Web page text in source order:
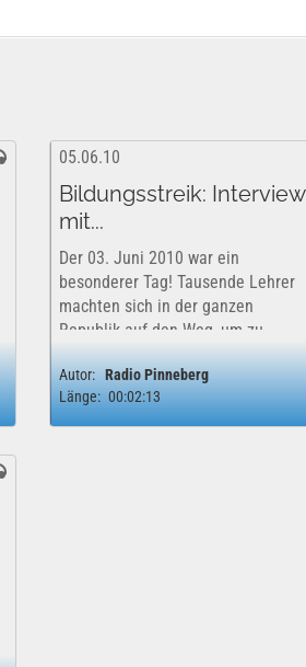
05.06.10
Bildungsstreik: Interview
mit...
Der 03. Juni 2010 war ein
besonderer Tag! Tausende Lehrer
machten sich in der ganzen
Republik auf den Weg, um zu
streiken. Die eventuellen
Konsequenzen nahmen die
verbeamteten Lehrkräfte in Kauf,
denn sie hatten ein Ziel: Den
Autor: Radio Pinneberg
Länge: 00:02:13